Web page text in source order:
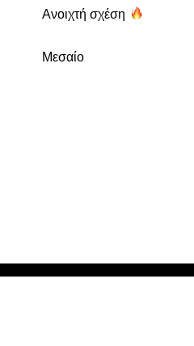
Ανοιχτή σχέση
Μεσαίο